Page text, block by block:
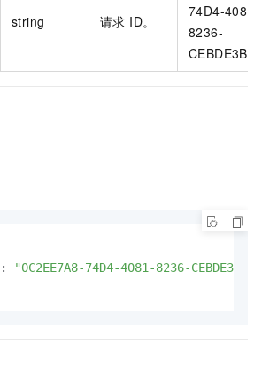
string 请求 ID。
74D4-4081-
8236-
:
"0C2EE7A8-74D4-4081-8236-